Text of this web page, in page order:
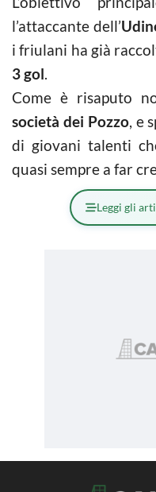
l’attaccante dell’
i friulani ha già
3 gol.
Come è risaputo
società dei Pozzo, e
di giovani talenti
quasi sempre a far
Leggi gli